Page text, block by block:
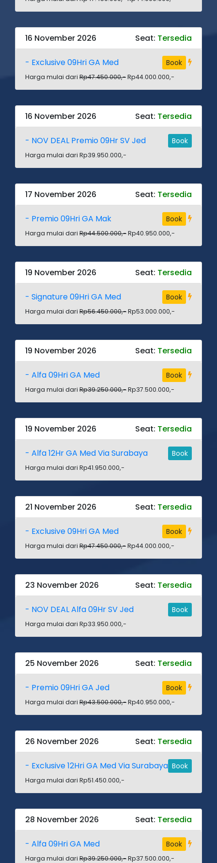
16 November 2026 Seat: Tersedia
- Exclusive 09Hri GA Med Book
Harga mulai dari Rp47.450.000,-Rp44.000.000,-
16 November 2026 Seat: Tersedia
- NOV DEAL Premio 09Hr SV Jed Book
Harga mulai dari Rp39.950.000,-
17 November 2026 Seat: Tersedia
- Premio 09Hri GA Mak Book
Harga mulai dari Rp44.500.000,-Rp40.950.000,-
19 November 2026 Seat: Tersedia
- Signature 09Hri GA Med Book
Harga mulai dari Rp56.450.000,-Rp53.000.000,-
19 November 2026 Seat: Tersedia
- Alfa 09Hri GA Med Book
Harga mulai dari Rp39.250.000,-Rp37.500.000,-
19 November 2026 Seat: Tersedia
- Alfa 12Hr GA Med Via Surabaya Book
Harga mulai dari Rp41.950.000,-
21 November 2026 Seat: Tersedia
- Exclusive 09Hri GA Med Book
Harga mulai dari Rp47.450.000,-Rp44.000.000,-
23 November 2026 Seat: Tersedia
- NOV DEAL Alfa 09Hr SV Jed Book
Harga mulai dari Rp33.950.000,-
25 November 2026 Seat: Tersedia
- Premio 09Hri GA Jed Book
Harga mulai dari Rp43.500.000,-Rp40.950.000,-
26 November 2026 Seat: Tersedia
- Exclusive 12Hri GA Med Via Surabaya Book
Harga mulai dari Rp51.450.000,-
28 November 2026 Seat: Tersedia
- Alfa 09Hri GA Med Book
Harga mulai dari Rp39.250.000,-Rp37.500.000,-